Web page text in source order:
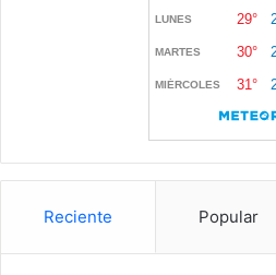
Reciente Popular